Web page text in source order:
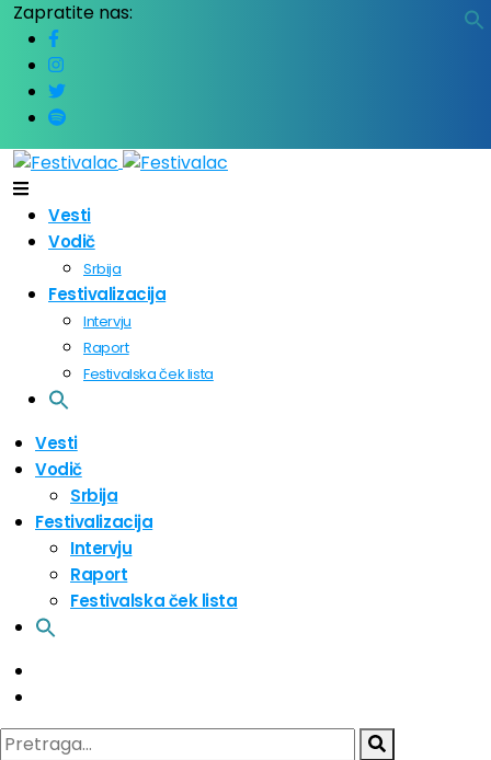
Zapratite nas:
Vesti
Vodič
Srbija
Festivalizacija
Intervju
Raport
Festivalska ček lista
Vesti
Vodič
Srbija
Festivalizacija
Intervju
Raport
Festivalska ček lista